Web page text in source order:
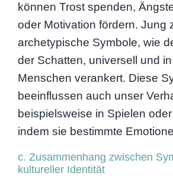
können Trost spenden,
oder Motivation fördern. Jung
archetypische Symbole, wie
der Schatten, universell und
Menschen verankert. Diese
beeinflussen auch unser
beispielsweise in Spielen
indem sie bestimmte
c. Zusammenhang zwischen
kultureller Identität